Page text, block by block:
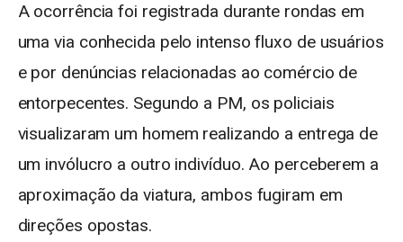
A ocorrência foi registrada durante rondas em
uma via conhecida pelo intenso fluxo de usuários
e por denúncias relacionadas ao comércio de
entorpecentes. Segundo a PM, os policiais
visualizaram um homem realizando a entrega de
um invólucro a outro indivíduo. Ao perceberem a
aproximação da viatura, ambos fugiram em
direções opostas.